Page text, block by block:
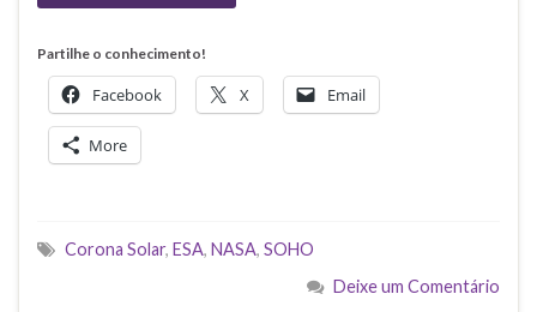
Partilhe o conhecimento!
Facebook X Email
More
Corona Solar, ESA, NASA, SOHO
Deixe um Comentário